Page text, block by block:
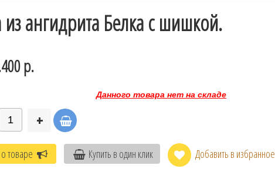
ангидрита Белка с шишкой.
р.
Данного товара нет на складе
+
товаре Купить в один клик Добавить в избранное